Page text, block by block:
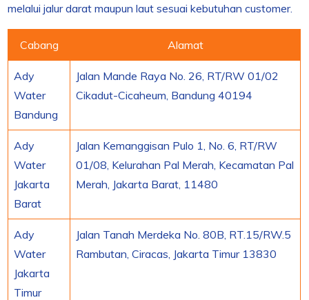
melalui jalur darat maupun laut sesuai kebutuhan customer.
Cabang Alamat
Ady
Water
Bandung
Jalan Mande Raya No. 26, RT/RW 01/02
Cikadut-Cicaheum, Bandung 40194
Ady
Water
Jakarta
Barat
Jalan Kemanggisan Pulo 1, No. 6, RT/RW
01/08, Kelurahan Pal Merah, Kecamatan Pal
Merah, Jakarta Barat, 11480
Ady
Water
Jakarta
Timur
Jalan Tanah Merdeka No. 80B, RT.15/RW.5
Rambutan, Ciracas, Jakarta Timur 13830